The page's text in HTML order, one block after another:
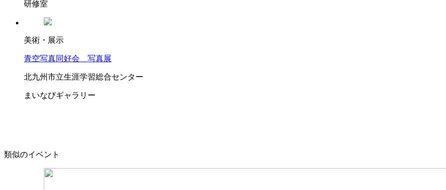
研修室
美術・展示
青空写真同好会 写真展
北九州市立生涯学習総合センター
まいなびギャラリー
類似のイベント